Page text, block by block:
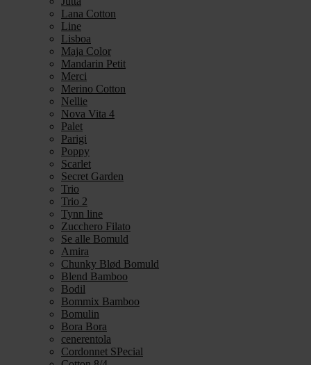
Lana Cotton
Line
Lisboa
Maja Color
Mandarin Petit
Merci
Merino Cotton
Nellie
Nova Vita 4
Palet
Parigi
Poppy
Scarlet
Secret Garden
Trio
Trio 2
Tynn line
Zucchero Filato
Se alle Bomuld
Amira
Chunky Blød Bomuld
Blend Bamboo
Bodil
Bommix Bamboo
Bomulin
Bora Bora
cenerentola
Cordonnet SPecial